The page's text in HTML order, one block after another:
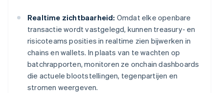
Realtime zichtbaarheid: Omdat elke openbare
transactie wordt vastgelegd, kunnen treasury- en
risicoteams posities in realtime zien bijwerken in
chains en wallets. In plaats van te wachten op
batchrapporten, monitoren ze onchain dashboards
die actuele blootstellingen, tegenpartijen en
stromen weergeven.